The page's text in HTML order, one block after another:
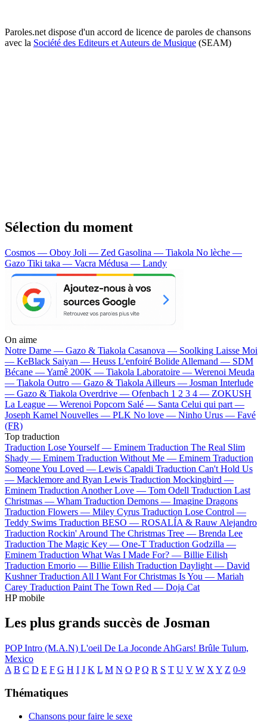
Paroles.net dispose d'un accord de licence de paroles de chansons
avec la Société des Editeurs et Auteurs de Musique (SEAM)
Sélection du moment
Cosmos — Oboy Joli — Zed Gasolina — Tiakola No lèche —
Gazo Tiki taka — Vacra Médusa — Landy
On aime
Notre Dame — Gazo & Tiakola Casanova — Soolking Laisse Moi
— KeBlack Saiyan — Heuss L'enfoiré Bolide Allemand — SDM
Bécane —Yamê 200K — Tiakola Laboratoire — Werenoi Meuda
— Tiakola Outro — Gazo & Tiakola Ailleurs — Josman Interlude
— Gazo & Tiakola Overdrive — Ofenbach 1 2 3 4 — ZOKUSH
La League — Werenoi Popcorn Salé — Santa Celui qui part —
Joseph Kamel Nouvelles — PLK No love — Ninho Urus — Favé
(FR)
Top traduction
Traduction Lose Yourself — Eminem Traduction The Real Slim
Shady — Eminem Traduction Without Me — Eminem Traduction
Someone You Loved — Lewis Capaldi Traduction Can't Hold Us
— Macklemore and Ryan Lewis Traduction Mockingbird —
Eminem Traduction Another Love — Tom Odell Traduction Last
Christmas — Wham Traduction Demons — Imagine Dragons
Traduction Flowers — Miley Cyrus Traduction Lose Control —
Teddy Swims Traduction BESO — ROSALÍA & Rauw Alejandro
Traduction Rockin' Around The Christmas Tree — Brenda Lee
Traduction The Magic Key — One-T Traduction Godzilla —
Eminem Traduction What Was I Made For? — Billie Eilish
Traduction Emorio — Billie Eilish Traduction Daylight — David
Kushner Traduction All I Want For Christmas Is You — Mariah
Carey Traduction Paint The Town Red — Doja Cat
HP mobile
Les plus grands succès de Josman
POPIntro (M.A.N) L'oeil De La Joconde AhGars! Brûle Tulum,
Mexico
A B C D E F G H I J K L M N O P Q R S T U V W X Y Z 0-9
Thématiques
Chansons pour faire le sexe